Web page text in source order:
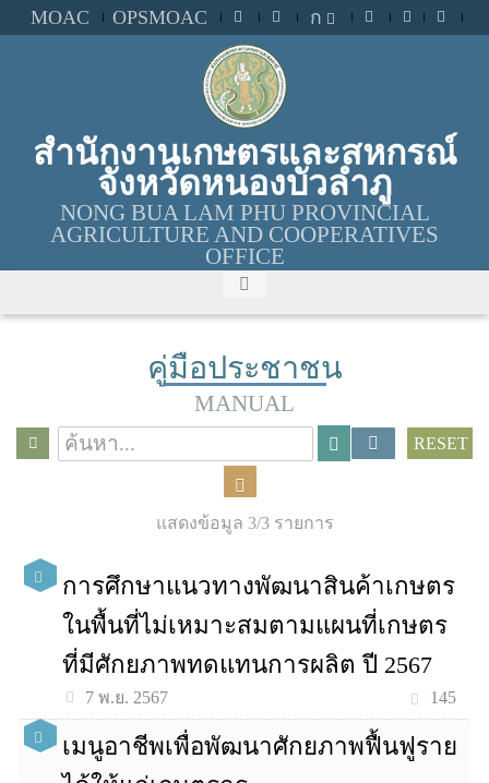
MOAC OPSMOAC ก
สำนักงานเกษตรและสหกรณ์
จังหวัดหนองบัวลำภู
NONG BUA LAM PHU PROVINCIAL
AGRICULTURE AND COOPERATIVES
OFFICE
คู่มือประชาชน
MANUAL
RESET
แสดงข้อมูล 3/3 รายการ
การศึกษาแนวทางพัฒนาสินค้าเกษตร
ในพื้นที่ไม่เหมาะสมตามแผนที่เกษตร
ที่มีศักยภาพทดแทนการผลิต ปี 2567
7 พ.ย. 2567 145
เมนูอาชีพเพื่อพัฒนาศักยภาพฟื้นฟูราย